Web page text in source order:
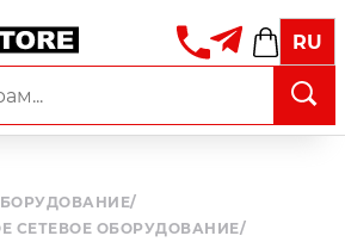
RU
/
СЕТЕВОЕ ОБОРУДОВАНИЕ/